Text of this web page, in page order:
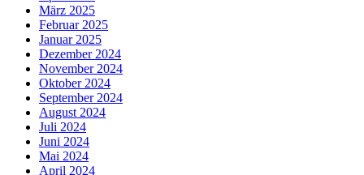
März 2025
Februar 2025
Januar 2025
Dezember 2024
November 2024
Oktober 2024
September 2024
August 2024
Juli 2024
Juni 2024
Mai 2024
April 2024